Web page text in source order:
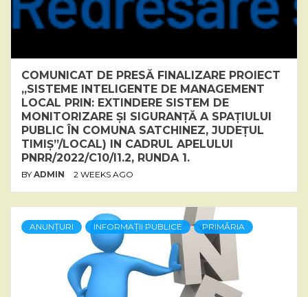
COMUNICAT DE PRESĂ FINALIZARE PROIECT
„SISTEME INTELIGENTE DE MANAGEMENT
LOCAL PRIN: EXTINDERE SISTEM DE
MONITORIZARE ȘI SIGURANȚĂ A SPAȚIULUI
PUBLIC ÎN COMUNA SATCHINEZ, JUDEȚUL
TIMIȘ”/LOCAL) IN CADRUL APELULUI
PNRR/2022/C10/I1.2, RUNDA 1.
BY ADMIN 2 WEEKS AGO
ANUNȚURI INFORMAȚII PUBLICE PRIMĂRIA